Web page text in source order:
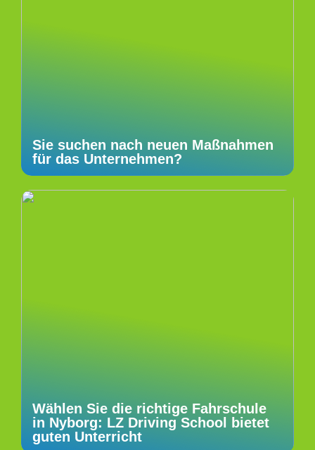
Sie suchen nach neuen Maßnahmen
für das Unternehmen?
Wählen Sie die richtige Fahrschule
in Nyborg: LZ Driving School bietet
guten Unterricht